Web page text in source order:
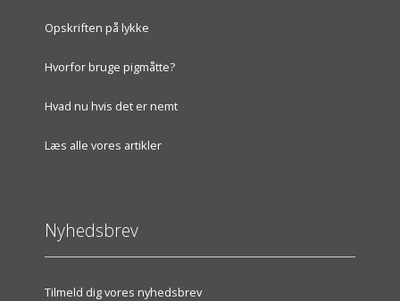
Opskriften på lykke
Hvorfor bruge pigmåtte?
Hvad nu hvis det er nemt
Læs alle vores artikler
Nyhedsbrev
Tilmeld dig vores nyhedsbrev